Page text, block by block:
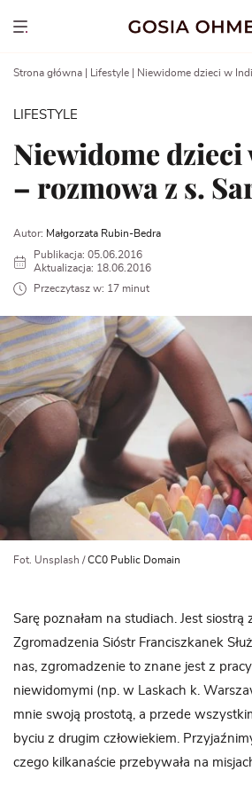
Show menu
Strona główna Lifestyle Niewidome dzieci w
LIFESTYLE
Niewidome
– rozmowa z s.
Autor: Małgorzata Rubin-Bedra
Publikacja: 05.06.2016
Aktualizacja: 18.06.2016
Przeczytasz w: 17 minut
Fot. Unsplash /CC0 Public Domain
Sarę poznałam na studiach. Jest siostrą
Zgromadzenia Sióstr Franciszkanek
nas, zgromadzenie to znane jest z
niewidomymi (np. w Laskach k.
mnie swoją prostotą, a przede
byciu z drugim człowiekiem.
czego kilkanaście przebywała na